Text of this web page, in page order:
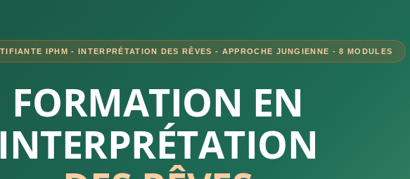
IPHM - INTERPRÉTATION DES RÊVES - APPROCHE JUNGIENNE - 8 MODULES
FORMATION EN
INTERPRÉTATION